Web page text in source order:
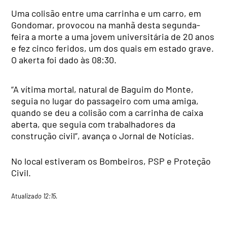
Uma colisão entre uma carrinha e um carro, em
Gondomar, provocou na manhã desta segunda-
feira a morte a uma jovem universitária de 20 anos
e fez cinco feridos, um dos quais em estado grave.
O akerta foi dado às 08:30.
“A vítima mortal, natural de Baguim do Monte,
seguia no lugar do passageiro com uma amiga,
quando se deu a colisão com a carrinha de caixa
aberta, que seguia com trabalhadores da
construção civil”, avança o Jornal de Notícias.
No local estiveram os Bombeiros, PSP e Proteção
Civil.
Atualizado 12:15.